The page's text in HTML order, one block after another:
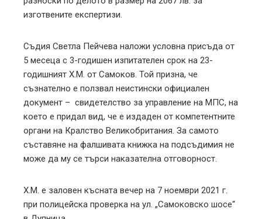
изготвените експертизи.
Съдия Светла Пейчева наложи условна присъда от
5 месеца с 3-годишен изпитателен срок на 23-
годишният Х.М. от Самоков. Той призна, че
съзнателно е ползвал неистински официален
документ – свидетелство за управление на МПС, на
което е придал вид, че е издаден от компетентните
органи на Кралство Великобритания. За самото
съставяне на фалшивата книжка на подсъдимия не
може да му се търси наказателна отговорност.
Х.М. е заловен късната вечер на 7 ноември 2021 г.
при полицейска проверка на ул. „Самоковско шосе“